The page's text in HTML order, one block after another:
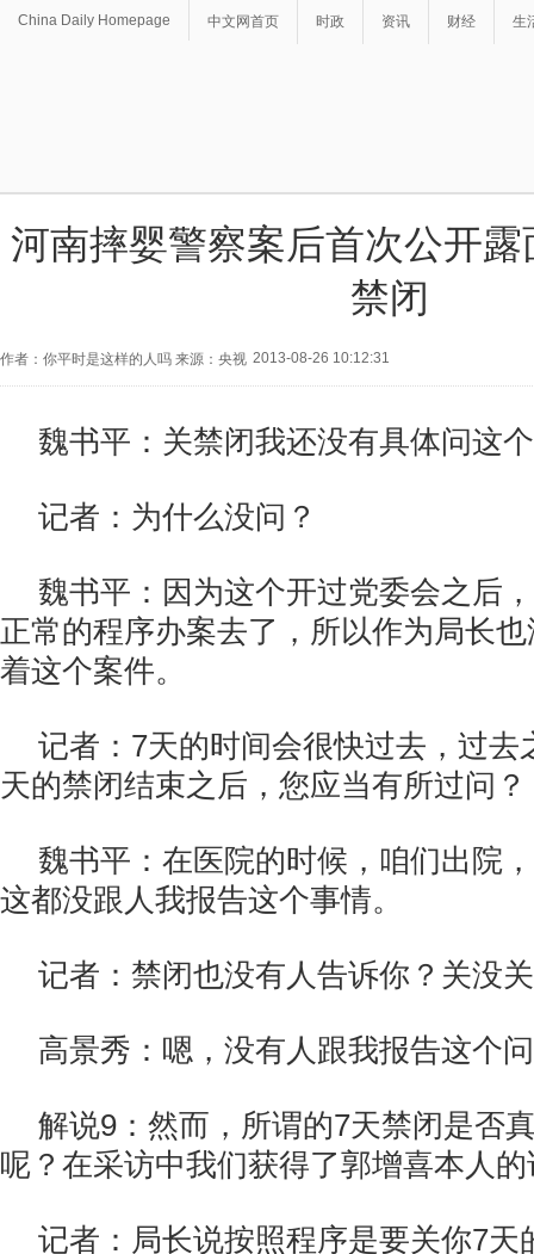
China Daily Homepage 中文网首页 时政 资讯 财经 生
河南摔婴警察案后首次公开
禁闭
作者：你平时是这样的人吗 来源：央视 2013-08-26 10:12:31
魏书平：关禁闭我还没有具体问这
记者：为什么没问？
魏书平：因为这个开过党委会之后
正常的程序办案去了，所以作为局长
着这个案件。
记者：7天的时间会很快过去，过去
天的禁闭结束之后，您应当有所过问？
魏书平：在医院的时候，咱们出院
这都没跟人我报告这个事情。
记者：禁闭也没有人告诉你？关没
高景秀：嗯，没有人跟我报告这个
解说9：然而，所谓的7天禁闭是否
呢？在采访中我们获得了郭增喜本人
记者：局长说按照程序是要关你7天